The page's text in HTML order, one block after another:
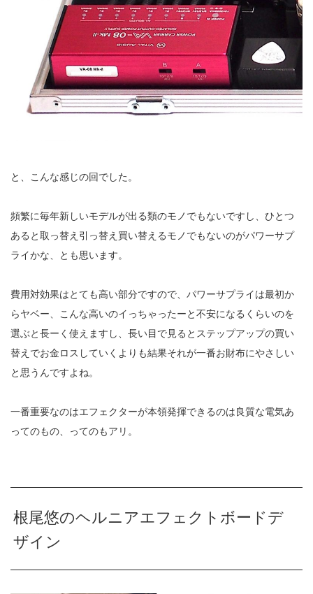
と、こんな感じの回でした。
頻繁に毎年新しいモデルが出る類のモノでもないですし、ひとつ
あると取っ替え引っ替え買い替えるモノでもないのがパワーサプ
ライかな、とも思います。
費用対効果はとても高い部分ですので、パワーサプライは最初か
らヤベー、こんな高いのイっちゃったーと不安になるくらいのを
選ぶと長ーく使えますし、長い目で見るとステップアップの買い
替えでお金ロスしていくよりも結果それが一番お財布にやさしい
と思うんですよね。
一番重要なのはエフェクターが本領発揮できるのは良質な電気あ
ってのもの、ってのもアリ。
根尾悠のヘルニアエフェクトボードデ
ザイン